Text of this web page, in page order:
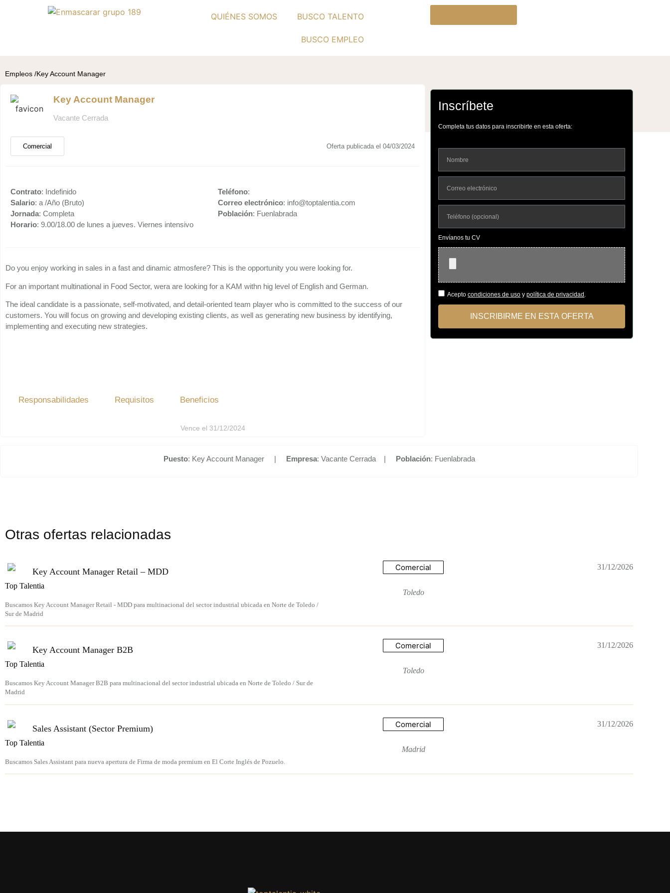
QUIÉNES SOMOS BUSCO TALENTO
BUSCO EMPLEO
Empleos /Key Account Manager
Key Account Manager
Vacante Cerrada
Comercial Oferta publicada el 04/03/2024
Contrato: Indefinido
Salario: a /Año (Bruto)
Jornada: Completa
Horario: 9.00/18.00 de lunes a jueves. Viernes intensivo
Teléfono:
Correo electrónico: info@toptalentia.com
Población: Fuenlabrada
Do you enjoy working in sales in a fast and dinamic atmosfere? This is the opportunity you were looking for.
For an important multinational in Food Sector, wera are looking for a KAM withn hig level of English and German.
The ideal candidate is a passionate, self-motivated, and detail-oriented team player who is committed to the success of our
customers. You will focus on growing and developing existing clients, as well as generating new business by identifying,
implementing and executing new strategies.
Responsabilidades Requisitos Beneficios
Vence el 31/12/2024
Inscríbete
Completa tus datos para inscribirte en esta oferta:
Envíanos tu CV
Aceptocondiciones de uso ypolítica de privacidad .
INSCRIBIRME EN ESTA OFERTA
Puesto: Key Account Manager | Empresa: Vacante Cerrada | Población: Fuenlabrada
Otras ofertas relacionadas
Key Account Manager Retail – MDD
Top Talentia
Buscamos Key Account Manager Retail - MDD para multinacional del sector industrial ubicada en Norte de Toledo /
Sur de Madrid
Comercial
Toledo
31/12/2026
Key Account Manager B2B
Top Talentia
Buscamos Key Account Manager B2B para multinacional del sector industrial ubicada en Norte de Toledo / Sur de
Madrid
Comercial
Toledo
31/12/2026
Sales Assistant (Sector Premium)
Top Talentia
Buscamos Sales Assistant para nueva apertura de Firma de moda premium en El Corte Inglés de Pozuelo.
Comercial
Madrid
31/12/2026